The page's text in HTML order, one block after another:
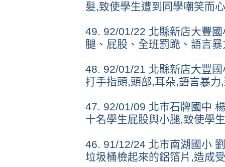
髮,致使學生遭到同學嘲笑而
49. 92/01/22 北縣新店大豐
腿、屁股、全班罰跪、語言
48. 92/01/21 北縣新店大豐
打手指頭,頭部,耳朵,語言暴
47. 92/01/09 北市石牌國中
十名學生屁股與小腿,致使學
46. 91/12/24 北市南湖國小
垃圾桶檢起來的鋁箔片,造成